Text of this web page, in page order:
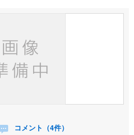
コメント（4件）